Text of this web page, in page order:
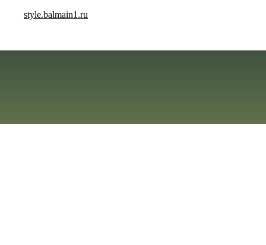
style.balmain1.ru